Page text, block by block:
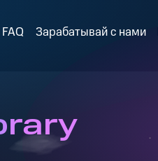
FAQ Зарабатывай с нами